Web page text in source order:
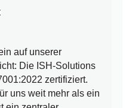
auf unserer
Die ISH-Solutions
zertifiziert.
uns weit mehr als ein